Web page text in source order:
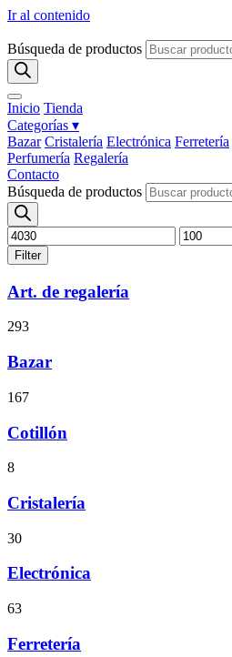
Ir al contenido
Búsqueda de productos
Inicio Tienda
Categorías ▾
Bazar Cristalería Electrónica Ferretería
Perfumería Regalería
Contacto
Búsqueda de productos
Filter
Art. de regalería
293
Bazar
167
Cotillón
8
Cristalería
30
Electrónica
63
Ferretería